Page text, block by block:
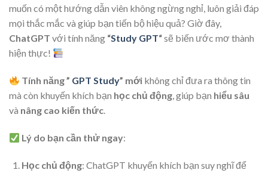
muốn có một hướng dẫn viên không ngừng nghỉ, luôn giải đáp
mọi thắc mắc và giúp bạn tiến bộ hiệu quả? Giờ đây,
ChatGPT với tính năng “Study GPT“sẽ biến ước mơ thành
hiện thực!
Tính năng ” GPT Study” mới không chỉ đưa ra thông tin
mà còn khuyến khích bạn học chủ động, giúp bạn hiểu sâu
và nâng cao kiến thức.
Lý do bạn cần thử ngay:
Học chủ động: ChatGPT khuyến khích bạn suy nghĩ để